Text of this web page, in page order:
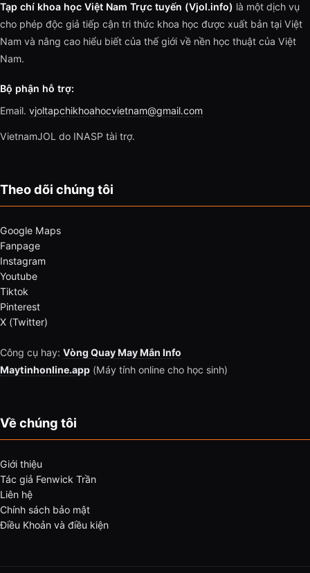
Tạp chí khoa học Việt Nam Trực tuyến (Vjol.info) là một dịch vụ
cho phép độc giả tiếp cận tri thức khoa học được xuất bản tại Việt
Nam và nâng cao hiểu biết của thế giới về nền học thuật của Việt
Nam.
Bộ phận hỗ trợ:
Email. vjoltapchikhoahocvietnam@gmail.com
VietnamJOL do INASP tài trợ.
Theo dõi chúng tôi
Google Maps
Fanpage
Instagram
Youtube
Tiktok
Pinterest
X (Twitter)
Công cụ hay: Vòng Quay May Mắn Info
Maytinhonline.app (Máy tính online cho học sinh)
Về chúng tôi
Giới thiệu
Tác giả Fenwick Trần
Liên hệ
Chính sách bảo mật
Điều Khoản và điều kiện